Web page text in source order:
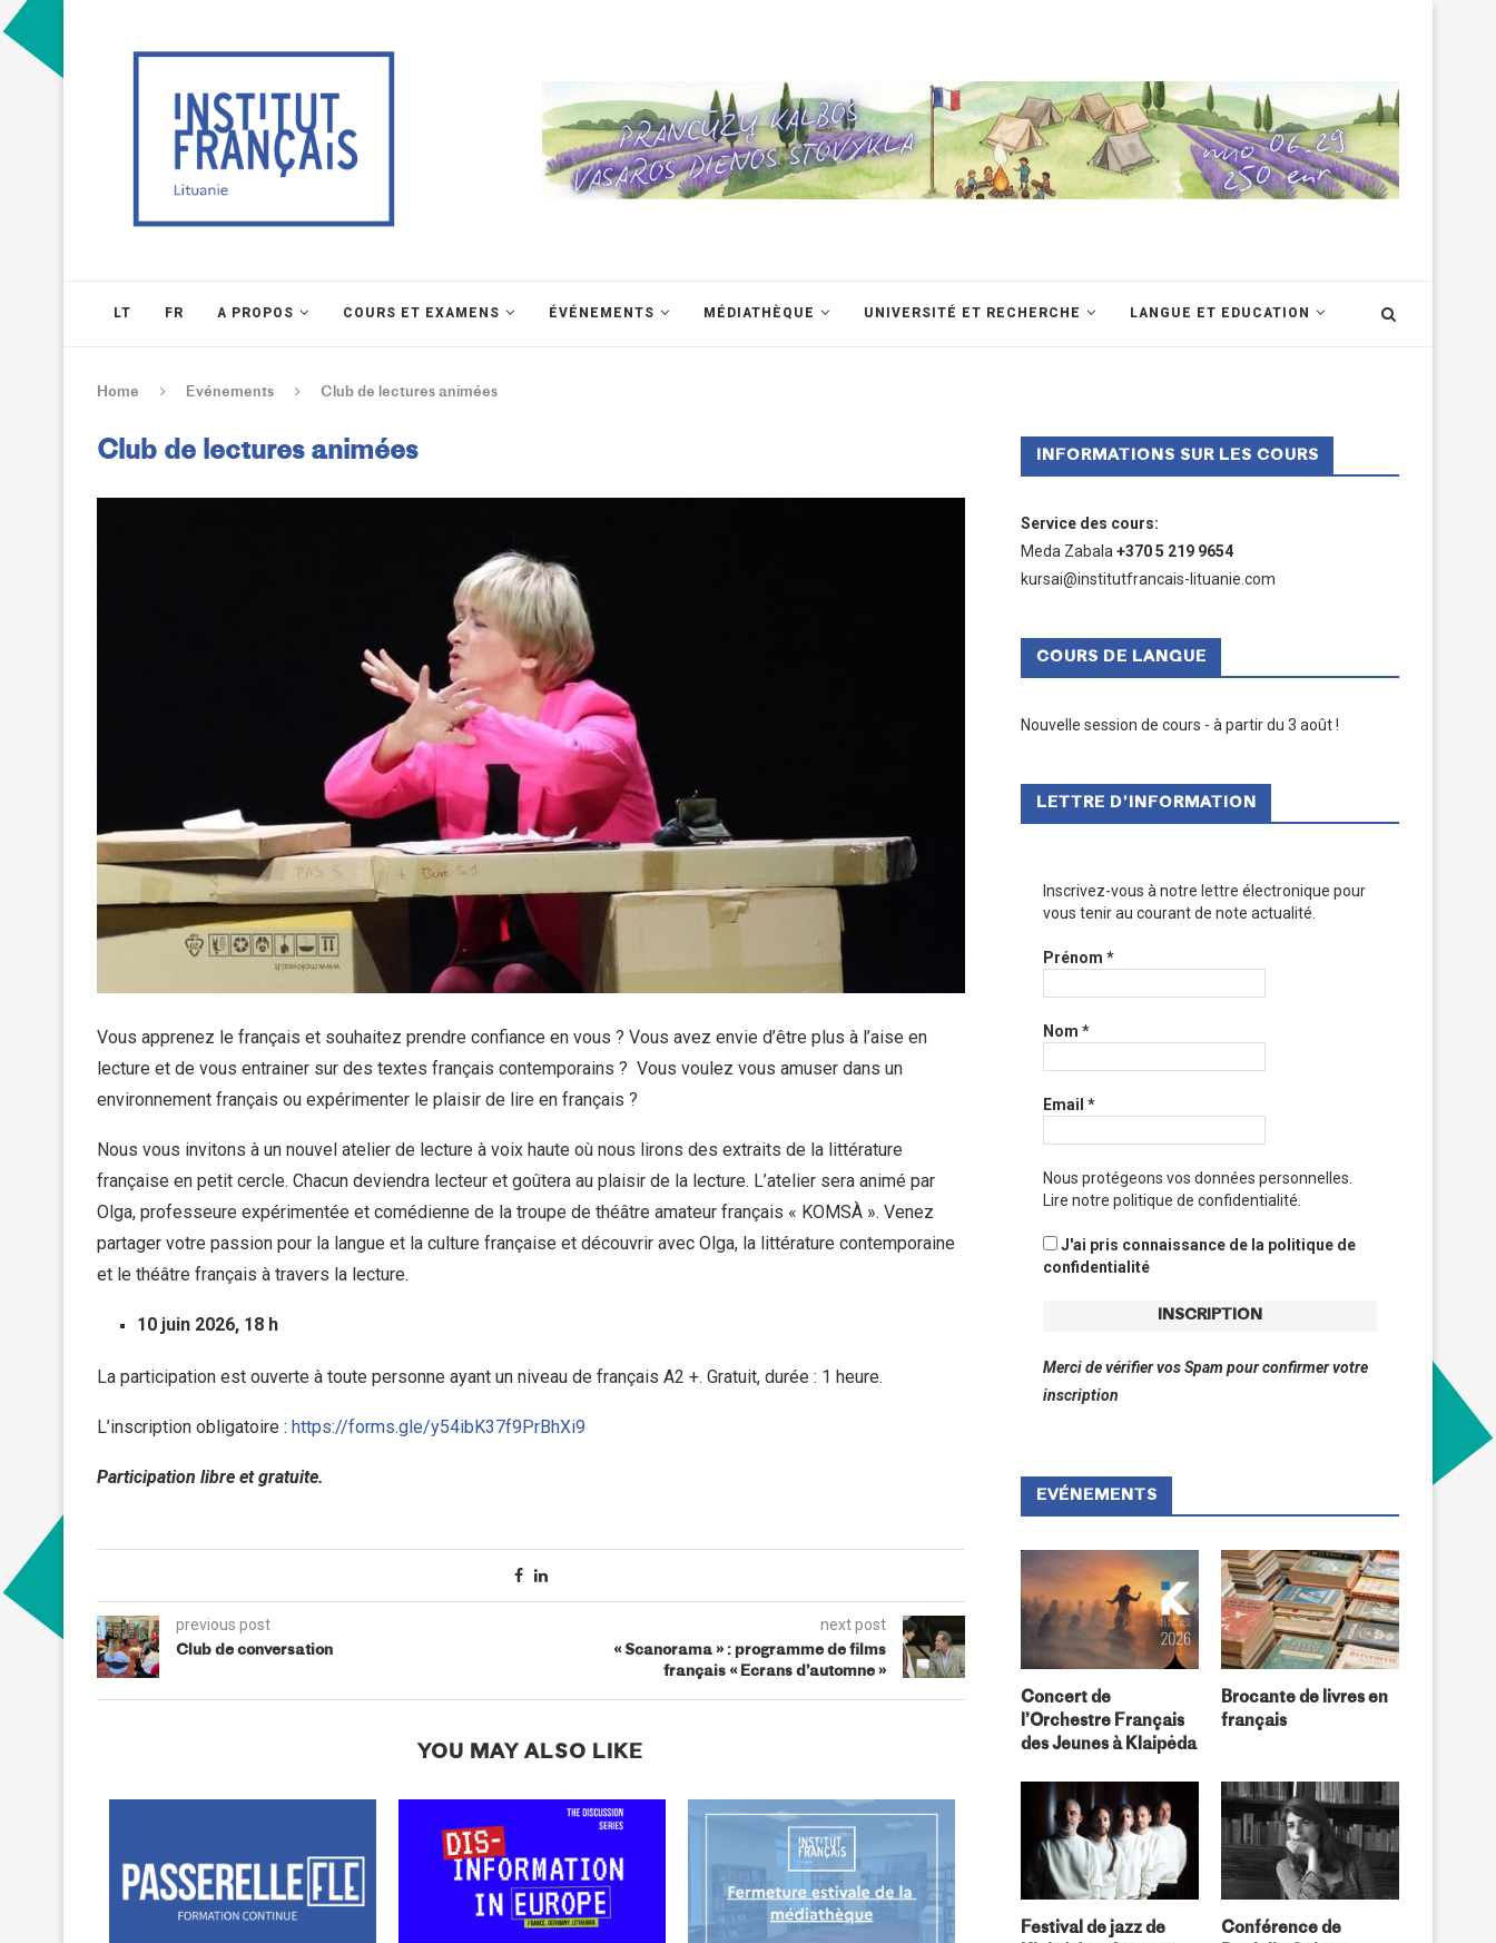
LT FR A PROPOS COURS ET EXAMENS ÉVÉNEMENTS MÉDIATHÈQUE UNIVERSITÉ ET RECHERCHE LANGUE ET EDUCATION
Home Evénements Club de lectures animées
Club de lectures animées
Vous apprenez le français et souhaitez prendre confiance en vous ? Vous avez envie d’être plus à l’aise en
lecture et de vous entrainer sur des textes français contemporains ? Vous voulez vous amuser dans un
environnement français ou expérimenter le plaisir de lire en français ?
Nous vous invitons à un nouvel atelier de lecture à voix haute où nous lirons des extraits de la littérature
française en petit cercle. Chacun deviendra lecteur et goûtera au plaisir de la lecture. L’atelier sera animé par
Olga, professeure expérimentée et comédienne de la troupe de théâtre amateur français « KOMSÀ ». Venez
partager votre passion pour la langue et la culture française et découvrir avec Olga, la littérature contemporaine
et le théâtre français à travers la lecture.
10 juin 2026, 18 h
La participation est ouverte à toute personne ayant un niveau de français A2 +. Gratuit, durée : 1 heure.
L’inscription obligatoire : https://forms.gle/y54ibK37f9PrBhXi9
Participation libre et gratuite.
previous post
Club de conversation
next post
« Scanorama » : programme de films
français « Ecrans d’automne »
YOU MAY ALSO LIKE
INFORMATIONS SUR LES COURS
Service des cours:
Meda Zabala +370 5 219 9654
kursai@institutfrancais-lituanie.com
COURS DE LANGUE
Nouvelle session de cours - à partir du 3 août !
LETTRE D’INFORMATION
Inscrivez-vous à notre lettre électronique pour
vous tenir au courant de note actualité.
Prénom *
Nom *
Email *
Nous protégeons vos données personnelles.
Lire notre politique de confidentialité.
J'ai pris connaissance de la politique de
confidentialité
Merci de vérifier vos Spam pour confirmer votre
inscription
EVÉNEMENTS
Concert de
l’Orchestre Français
des Jeunes à Klaipėda
Brocante de livres en
français
Festival de jazz de
Conférence de